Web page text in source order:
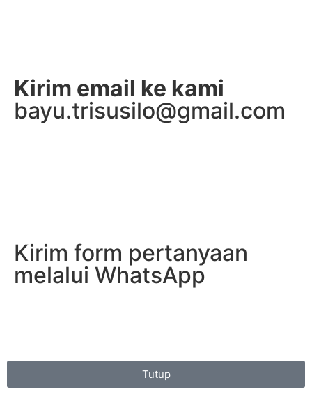
Kirim email ke kami
bayu.trisusilo@gmail.com
Kirim form pertanyaan
melalui WhatsApp
Tutup